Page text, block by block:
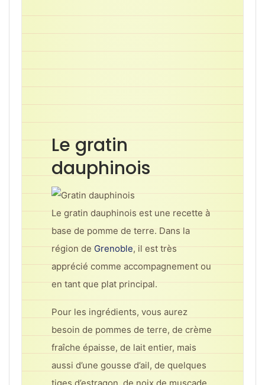
Le gratin
dauphinois
Le gratin dauphinois est une recette à
base de pomme de terre. Dans la
région de Grenoble, il est très
apprécié comme accompagnement ou
en tant que plat principal.
Pour les ingrédients, vous aurez
besoin de pommes de terre, de crème
fraîche épaisse, de lait entier, mais
aussi d’une gousse d’ail, de quelques